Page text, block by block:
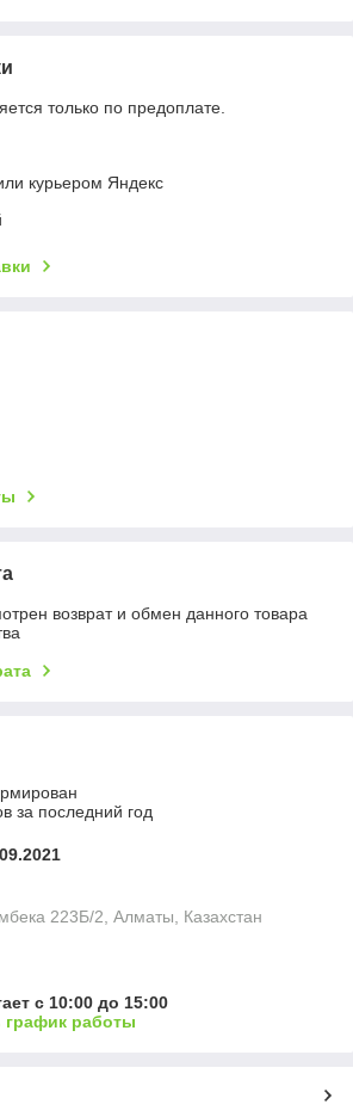
только по предоплате.
курьером Яндекс
возврат и обмен данного товара
за последний год
223Б/2, Алматы, Казахстан
с 10:00 до 15:00
график работы